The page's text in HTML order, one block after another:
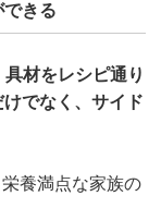
きる
材をレシピ通り
でなく、サイド
養満点な家族の